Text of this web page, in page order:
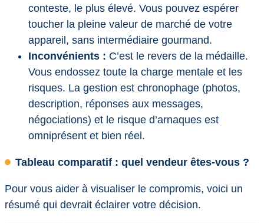
conteste, le plus élevé. Vous pouvez espérer
toucher la pleine valeur de marché de votre
appareil, sans intermédiaire gourmand.
Inconvénients : C’est le revers de la médaille.
Vous endossez toute la charge mentale et les
risques. La gestion est chronophage (photos,
description, réponses aux messages,
négociations) et le risque d’arnaques est
omniprésent et bien réel.
Tableau comparatif : quel vendeur êtes-vous ?
Pour vous aider à visualiser le compromis, voici un
résumé qui devrait éclairer votre décision.